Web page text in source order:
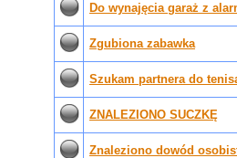
Do wynajęcia garaż z
Zgubiona zabawka
Szukam partnera do
ZNALEZIONO SUCZKĘ
Znaleziono dowód